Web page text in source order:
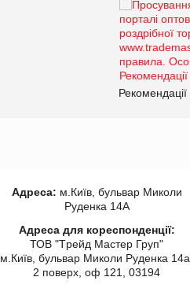
Рекомендації
Адреса: м.Київ, бульвар Миколи
Руденка 14А
Адреса для кореспонденції:
ТОВ "Tрейд Мастер Груп"
м.Київ, бульвар Миколи Руденка 14а,
2 поверх, оф 121, 03194